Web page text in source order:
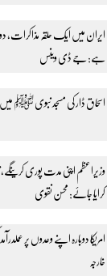
ایران میں ایک حلقہ مذاکرات،
ہے: جے ڈی وینس
اسحاق ڈار کی مسجد نبوی ﷺ میں
وزیراعظم اپنی مدت پوری
کرایا جائے: محسن نقوی
امریکا دوبارہ اپنے وعدوں پر
خارجہ